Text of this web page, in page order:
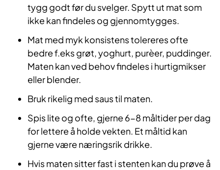
tygg godt før du svelger. Spytt ut mat som
ikke kan findeles og gjennomtygges.
Mat med myk konsistens tolereres ofte
bedre f.eks grøt, yoghurt, purèer, puddinger.
Maten kan ved behov findeles i hurtigmikser
eller blender.
Bruk rikelig med saus til maten.
Spis lite og ofte, gjerne 6-8 måltider per dag
for lettere å holde vekten. Et måltid kan
gjerne være næringsrik drikke.
Hvis maten sitter fast i stenten kan du prøve å